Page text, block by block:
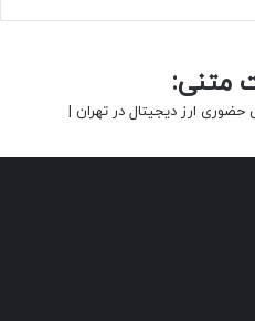
متنی:
ارز دیجیتال در تهران |